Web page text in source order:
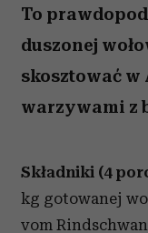
To
duszonej
skosztować w
warzywami z
Składniki (4
kg gotowanej
vom